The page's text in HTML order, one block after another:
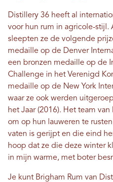
Distillery 36 heeft al
voor hun rum in agricole-stijl.
sleepten ze de volgende
medaille op de Denver
een bronzen medaille op de
Challenge in het Verenigd
medaille op de New York
waar ze ook werden
het Jaar (2016). Het team
om op hun lauweren te
vaten is gerijpt en die eind
hoop dat ze die deze winter
in mijn warme, met boter
Je kunt Brigham Rum van